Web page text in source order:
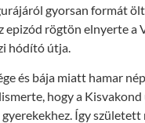
gyorsan formát
epizód rögtön elnyerte
hódító útja.
és bája miatt hamar
hogy a
Így